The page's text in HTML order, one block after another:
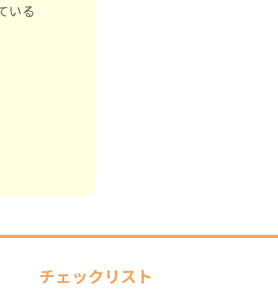
いる
チェックリスト